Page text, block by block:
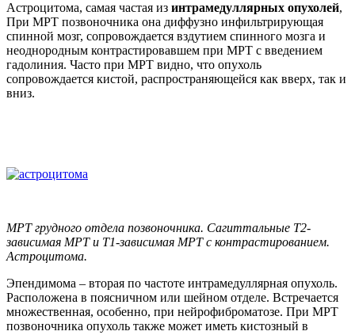
Астроцитома, самая частая из интрамедуллярных опухолей,
При МРТ позвоночника она диффузно инфильтрирующая
спинной мозг, сопровождается вздутием спинного мозга и
неоднородным контрастировавшем при МРТ с введением
гадолиния. Часто при МРТ видно, что опухоль
сопровождается кистой, распространяющейся как вверх, так и
вниз.
МРТ грудного отдела позвоночника. Сагиттальные Т2-
зависимая МРТ и Т1-зависимая МРТ с контрастированием.
Астроцитома.
Эпендимома – вторая по частоте интрамедуллярная опухоль.
Расположена в поясничном или шейном отделе. Встречается
множественная, особенно, при нейрофиброматозе. При МРТ
позвоночника опухоль также может иметь кистозный в